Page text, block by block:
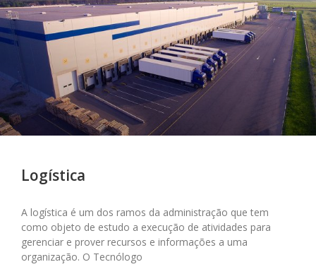
Logística
A logística é um dos ramos da administração que tem
como objeto de estudo a execução de atividades para
gerenciar e prover recursos e informações a uma
organização. O Tecnólogo